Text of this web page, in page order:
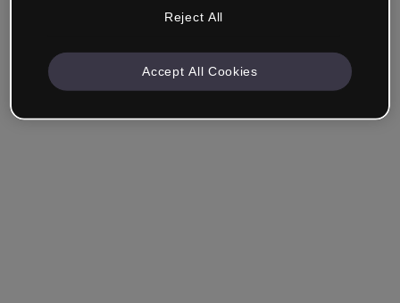
Unternehmen & Professionals
einem anderen Bereich.
Reject All
Accept All Cookies